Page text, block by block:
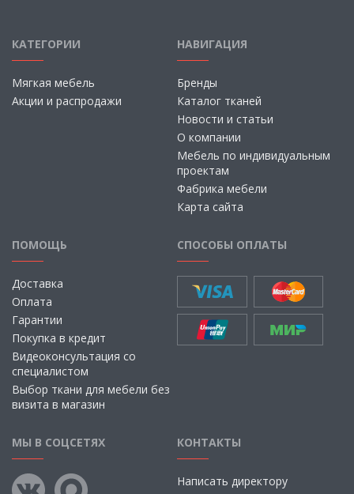
КАТЕГОРИИ
Мягкая мебель
Акции и распродажи
НАВИГАЦИЯ
Бренды
Каталог тканей
Новости и статьи
О компании
Мебель по индивидуальным
проектам
Фабрика мебели
Карта сайта
ПОМОЩЬ
Доставка
Оплата
Гарантии
Покупка в кредит
Видеоконсультация со
специалистом
Выбор ткани для мебели без
визита в магазин
СПОСОБЫ ОПЛАТЫ
МЫ В СОЦСЕТЯХ КОНТАКТЫ
Написать директору